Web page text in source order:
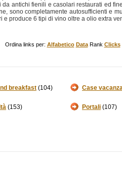
antichi fienili e casolari restaurati ed
sono completamente autosufficienti e
e produce 6 tipi di vino oltre a olio extra
Ordina links per: Alfabetico DataRank Clicks
breakfast (104) Case
(153) Portali (107)